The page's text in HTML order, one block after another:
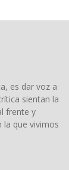
es dar voz a
sientan la
frente y
la que vivimos